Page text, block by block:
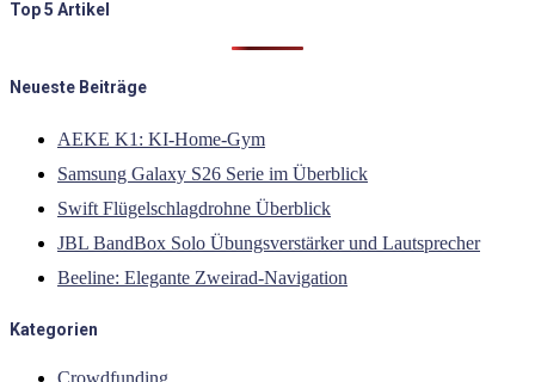
Top 5 Artikel
Neueste Beiträge
AEKE K1: KI-Home-Gym
Samsung Galaxy S26 Serie im Überblick
Swift Flügelschlagdrohne Überblick
JBL BandBox Solo Übungsverstärker und Lautsprecher
Beeline: Elegante Zweirad-Navigation
Kategorien
Crowdfunding